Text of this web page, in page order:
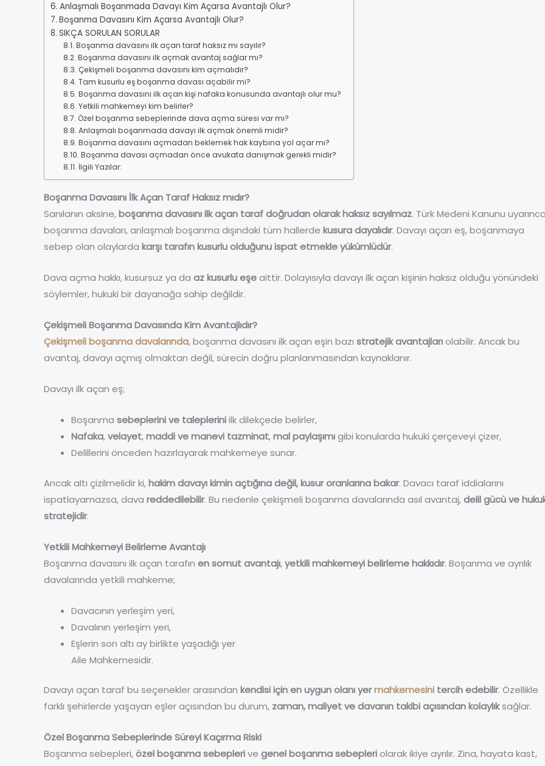
Anlaşmalı Boşanmada Davayı Kim Açarsa Avantajlı Olur?
Boşanma Davasını Kim Açarsa Avantajlı Olur?
SIKÇA SORULAN SORULAR
Boşanma davasını ilk açan taraf haksız mı sayılır?
Boşanma davasını ilk açmak avantaj sağlar mı?
Çekişmeli boşanma davasını kim açmalıdır?
Tam kusurlu eş boşanma davası açabilir mi?
Boşanma davasını ilk açan kişi nafaka konusunda avantajlı olur mu?
Yetkili mahkemeyi kim belirler?
Özel boşanma sebeplerinde dava açma süresi var mı?
Anlaşmalı boşanmada davayı ilk açmak önemli midir?
Boşanma davasını açmadan beklemek hak kaybına yol açar mı?
Boşanma davası açmadan önce avukata danışmak gerekli midir?
İlgili Yazılar:
Boşanma Davasını İlk Açan Taraf Haksız mıdır?
Sanılanın aksine,boşanma davasını ilk açan taraf doğrudan olarak haksız sayılmaz. Türk Medeni Kanunu
boşanma davaları, anlaşmalı boşanma dışındaki tüm hallerde kusura dayalıdır. Davayı açan eş, boşanmaya
sebep olan olaylarda karşı tarafın kusurlu olduğunu ispat etmekle yükümlüdür.
Dava açma hakkı, kusursuz ya da az kusurlu eşeaittir. Dolayısıyla davayı ilk açan kişinin haksız olduğu yönündeki
söylemler, hukuki bir dayanağa sahip değildir.
Çekişmeli Boşanma Davasında Kim Avantajlıdır?
Çekişmeli boşanma davalarında, boşanma davasını ilk açan eşin bazı stratejik avantajlarıolabilir. Ancak bu
avantaj, davayı açmış olmaktan değil, sürecin doğru planlanmasından kaynaklanır.
Davayı ilk açan eş;
Boşanma sebeplerini ve talepleriniilk dilekçede belirler,
Nafaka,velayet,maddi ve manevi tazminat,mal paylaşımıgibi konularda hukuki çerçeveyi çizer,
Delillerini önceden hazırlayarak mahkemeye sunar.
Ancak altı çizilmelidir ki,hakim davayı kimin açtığına değil, kusur oranlarına bakar. Davacı taraf iddialarını
ispatlayamazsa, dava reddedilebilir. Bu nedenle çekişmeli boşanma davalarında asıl avantaj,delil gücü ve
stratejidir.
Yetkili Mahkemeyi Belirleme Avantajı
Boşanma davasını ilk açan tarafın en somut avantajı,yetkili mahkemeyi belirleme hakkıdır. Boşanma ve ayrılık
davalarında yetkili mahkeme;
Davacının yerleşim yeri,
Davalının yerleşim yeri,
Eşlerin son altı ay birlikte yaşadığı yer
Aile Mahkemesidir.
Davayı açan taraf bu seçenekler arasından kendisi için en uygun olanı yermahkemesini tercih edebilir. Özellikle
farklı şehirlerde yaşayan eşler açısından bu durum, zaman, maliyet ve davanın takibi açısından kolaylıksağlar.
Özel Boşanma Sebeplerinde Süreyi Kaçırma Riski
Boşanma sebepleri,özel boşanma sebeplerive genel boşanma sebepleriolarak ikiye ayrılır. Zina, hayata kast,